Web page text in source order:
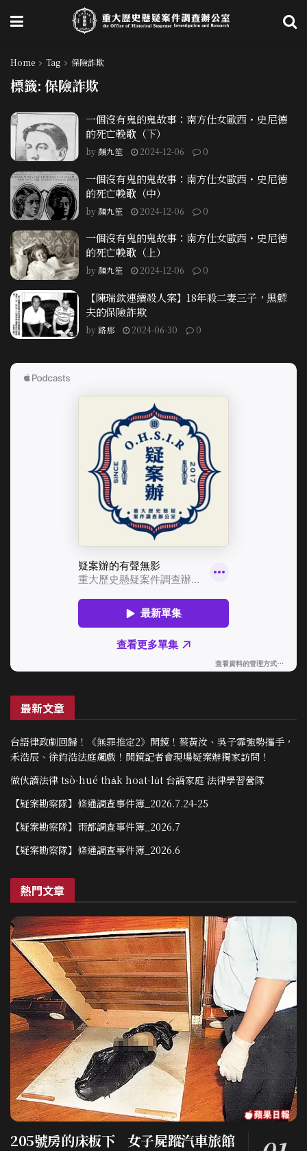
Home Tag 保險詐欺
標籤:保險詐欺
一個沒有鬼的鬼故事：南方仕女歐西・史尼德
的死亡輓歌（下）
by顏九笙 2024-12-06 0
一個沒有鬼的鬼故事：南方仕女歐西・史尼德
的死亡輓歌（中）
by顏九笙 2024-12-06 0
一個沒有鬼的鬼故事：南方仕女歐西・史尼德
的死亡輓歌（上）
by顏九笙 2024-12-06 0
【陳瑞欽連續殺人案】18年殺二妻三子，黑鰥
夫的保險詐欺
by 路那 2024-06-30 0
最新文章
台語律政劇回歸！《無罪推定2》開鏡！蔡黃汝、吳子霏強勢攜手，
禾浩辰、徐鈞浩法庭飆戲！開鏡記者會現場疑案辦獨家訪問！
做伙讀法律 tsò-hué tha̍k hoat-lu̍t 台語家庭 法律學習營隊
【疑案勘察隊】條通調查事件簿_2026.7.24-25
【疑案勘察隊】雨都調查事件簿_2026.7
【疑案勘察隊】條通調查事件簿_2026.6
熱門文章
205號房的床板下 女子屍蹤汽車旅館